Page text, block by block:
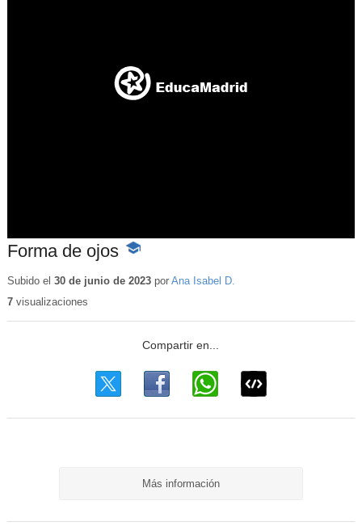
Forma de ojos -
educativo
Subido el 30 de junio de 2023por Ana Isabel D.
7visualizaciones
Más información